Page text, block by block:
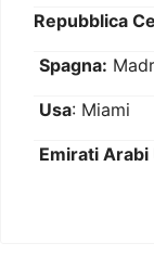
Repubblica
Spagna:
Usa: Miami
Emirati Arabi